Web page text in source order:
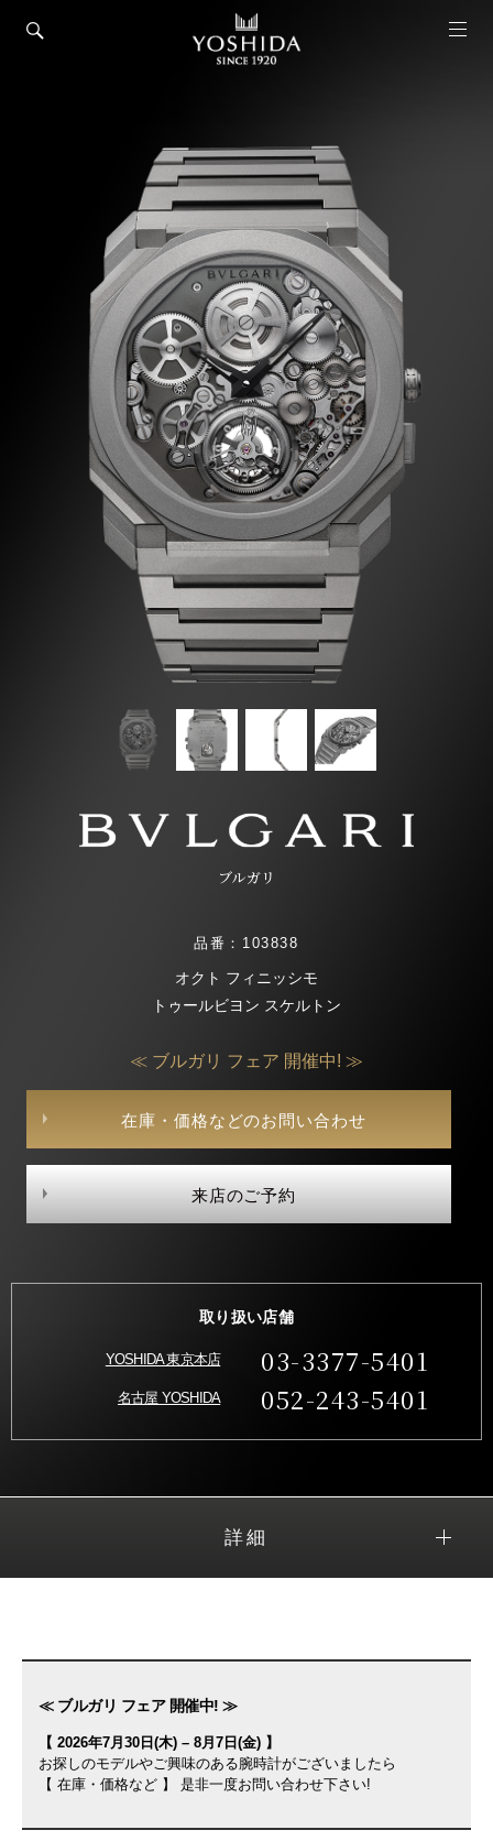
ブルガリ
品番：103838
オクト フィニッシモ
トゥールビヨン スケルトン
≪ ブルガリ フェア 開催中! ≫
在庫・価格などのお問い合わせ
来店のご予約
取り扱い店舗
YOSHIDA 東京本店 03-3377-5401
名古屋 YOSHIDA 052-243-5401
詳細
≪ ブルガリ フェア 開催中! ≫
【 2026年7月30日(木) – 8月7日(金) 】
お探しのモデルやご興味のある腕時計がございましたら
【 在庫・価格など 】 是非一度お問い合わせ下さい!